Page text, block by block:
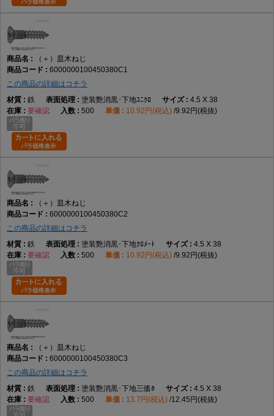
（＋）皿木ねじ
6000000100450380C1
この商品の詳細はコチラ
鉄
塗装艶消黒･下地ﾕﾆｸﾛ
4.5 X 38
要確認
500 10.92円(税込) 9.92円(税抜)
（＋）皿木ねじ
6000000100450380C2
この商品の詳細はコチラ
鉄
塗装艶消黒･下地ｸﾛﾒｰﾄ
4.5 X 38
要確認
500 10.92円(税込) 9.92円(税抜)
（＋）皿木ねじ
6000000100450380C3
この商品の詳細はコチラ
鉄
塗装艶消黒･下地三価ﾎ
4.5 X 38
要確認
500 13.7円(税込) 12.45円(税抜)